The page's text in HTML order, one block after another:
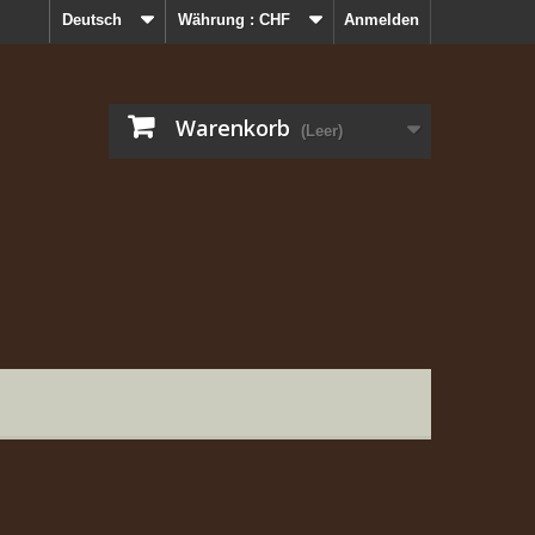
Anmelden
Währung : CHF
Deutsch
Warenkorb (Leer)